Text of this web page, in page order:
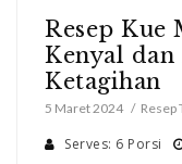
Resep Kue
Kenyal
Ketagihan
5 Maret 2024 Resep
Serves: 6 Porsi